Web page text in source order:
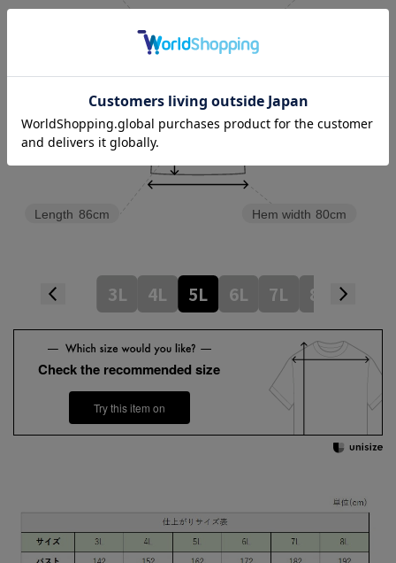
Hem width 80cm
Length 86cm
3L 4L 5L 6L 7L 8L
Check the recommended size
Try this item on